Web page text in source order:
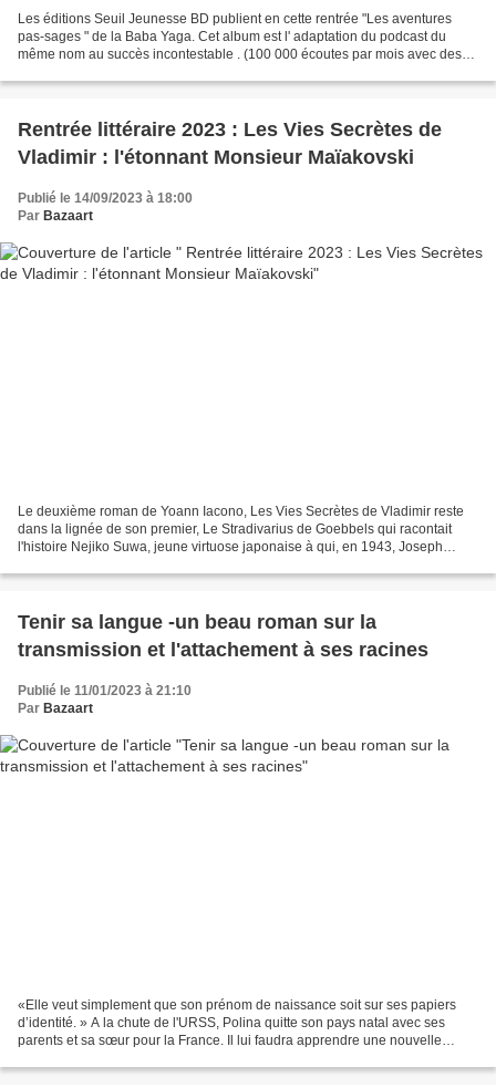
Les éditions Seuil Jeunesse BD publient en cette rentrée "Les aventures
pas-sages " de la Baba Yaga. Cet album est l' adaptation du podcast du
même nom au succès incontestable . (100 000 écoutes par mois avec des
Rentrée littéraire 2023 : Les Vies Secrètes de
Vladimir : l'étonnant Monsieur Maïakovski
Publié le 14/09/2023 à 18:00
Par Bazaart
Le deuxième roman de Yoann Iacono, Les Vies Secrètes de Vladimir reste
dans la lignée de son premier, Le Stradivarius de Goebbels qui racontait
l'histoire Nejiko Suwa, jeune virtuose japonaise à qui, en 1943, Joseph
Tenir sa langue -un beau roman sur la
transmission et l'attachement à ses racines
Publié le 11/01/2023 à 21:10
Par Bazaart
«Elle veut simplement que son prénom de naissance soit sur ses papiers
d’identité. » A la chute de l'URSS, Polina quitte son pays natal avec ses
parents et sa sœur pour la France. Il lui faudra apprendre une nouvelle